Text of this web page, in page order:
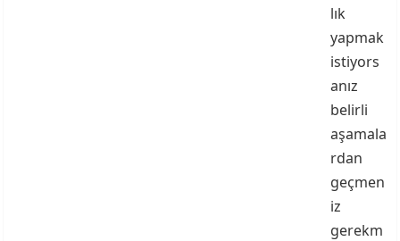
lık
yapmak
istiyors
anız
belirli
aşamala
rdan
geçmen
iz
gerekm